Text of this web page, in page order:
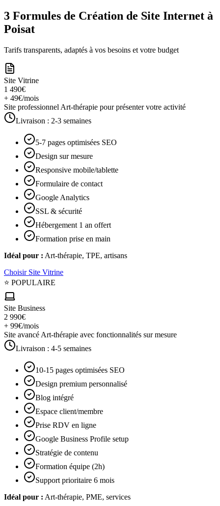
3 Formules de Création de Site Internet à
Poisat
Tarifs transparents, adaptés à vos besoins et votre budget
Site Vitrine
1 490€
+ 49€/mois
Site professionnel Art-thérapie pour présenter votre activité
Livraison : 2-3 semaines
5-7 pages optimisées SEO
Design sur mesure
Responsive mobile/tablette
Formulaire de contact
Google Analytics
SSL & sécurité
Hébergement 1 an offert
Formation prise en main
Idéal pour : Art-thérapie, TPE, artisans
Choisir Site Vitrine
⭐ POPULAIRE
Site Business
2 990€
+ 99€/mois
Site avancé Art-thérapie avec fonctionnalités sur mesure
Livraison : 4-5 semaines
10-15 pages optimisées SEO
Design premium personnalisé
Blog intégré
Espace client/membre
Prise RDV en ligne
Google Business Profile setup
Stratégie de contenu
Formation équipe (2h)
Support prioritaire 6 mois
Idéal pour : Art-thérapie, PME, services